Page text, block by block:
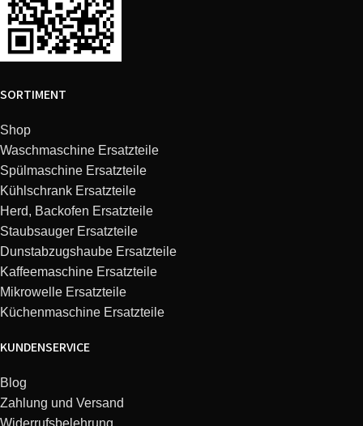
SORTIMENT
Shop
Waschmaschine Ersatzteile
Spülmaschine Ersatzteile
Kühlschrank Ersatzteile
Herd, Backofen Ersatzteile
Staubsauger Ersatzteile
Dunstabzugshaube Ersatzteile
Kaffeemaschine Ersatzteile
Mikrowelle Ersatzteile
Küchenmaschine Ersatzteile
KUNDENSERVICE
Blog
Zahlung und Versand
Widerrufsbelehrung